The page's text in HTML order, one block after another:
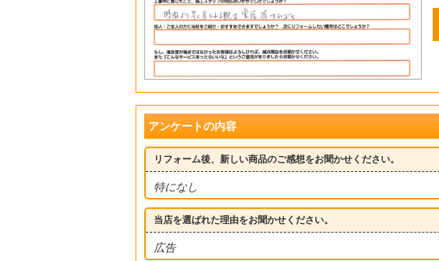
アンケートの内容
リフォーム後、新しい商品のご感想をお聞かせください。
特になし
当店を選ばれた理由をお聞かせください。
広告